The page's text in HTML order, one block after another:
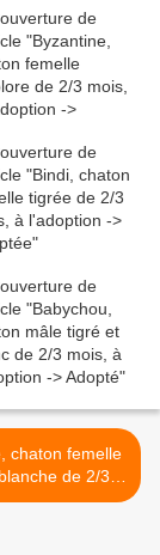
chaton femelle
de 2/3
->